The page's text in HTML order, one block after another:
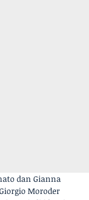
dan Gianna
Moroder